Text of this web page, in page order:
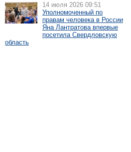
14 июля 2026 09:51
Уполномоченный по
правам человека в России
Яна Лантратова впервые
посетила Свердловскую
область